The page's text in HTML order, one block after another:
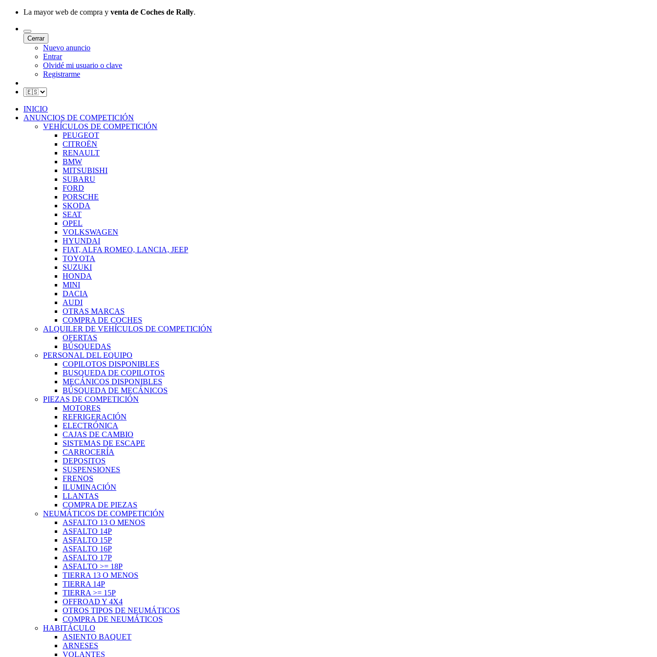
La mayor web de compra y venta de Coches de Rally.
Cerrar
Nuevo anuncio
Entrar
Olvidé mi usuario o clave
Registrarme
INICIO
ANUNCIOS DE COMPETICIÓN
VEHÍCULOS DE COMPETICIÓN
PEUGEOT
CITROËN
RENAULT
BMW
MITSUBISHI
SUBARU
FORD
PORSCHE
SKODA
SEAT
OPEL
VOLKSWAGEN
HYUNDAI
FIAT, ALFA ROMEO, LANCIA, JEEP
TOYOTA
SUZUKI
HONDA
MINI
DACIA
AUDI
OTRAS MARCAS
COMPRA DE COCHES
ALQUILER DE VEHÍCULOS DE COMPETICIÓN
OFERTAS
BÚSQUEDAS
PERSONAL DEL EQUIPO
COPILOTOS DISPONIBLES
BUSQUEDA DE COPILOTOS
MECÁNICOS DISPONIBLES
BÚSQUEDA DE MECÁNICOS
PIEZAS DE COMPETICIÓN
MOTORES
REFRIGERACIÓN
ELECTRÓNICA
CAJAS DE CAMBIO
SISTEMAS DE ESCAPE
CARROCERÍA
DEPOSITOS
SUSPENSIONES
FRENOS
ILUMINACIÓN
LLANTAS
COMPRA DE PIEZAS
NEUMÁTICOS DE COMPETICIÓN
ASFALTO 13 O MENOS
ASFALTO 14P
ASFALTO 15P
ASFALTO 16P
ASFALTO 17P
ASFALTO >= 18P
TIERRA 13 O MENOS
TIERRA 14P
TIERRA >= 15P
OFFROAD Y 4X4
OTROS TIPOS DE NEUMÁTICOS
COMPRA DE NEUMÁTICOS
HABITÁCULO
ASIENTO BAQUET
ARNESES
VOLANTES